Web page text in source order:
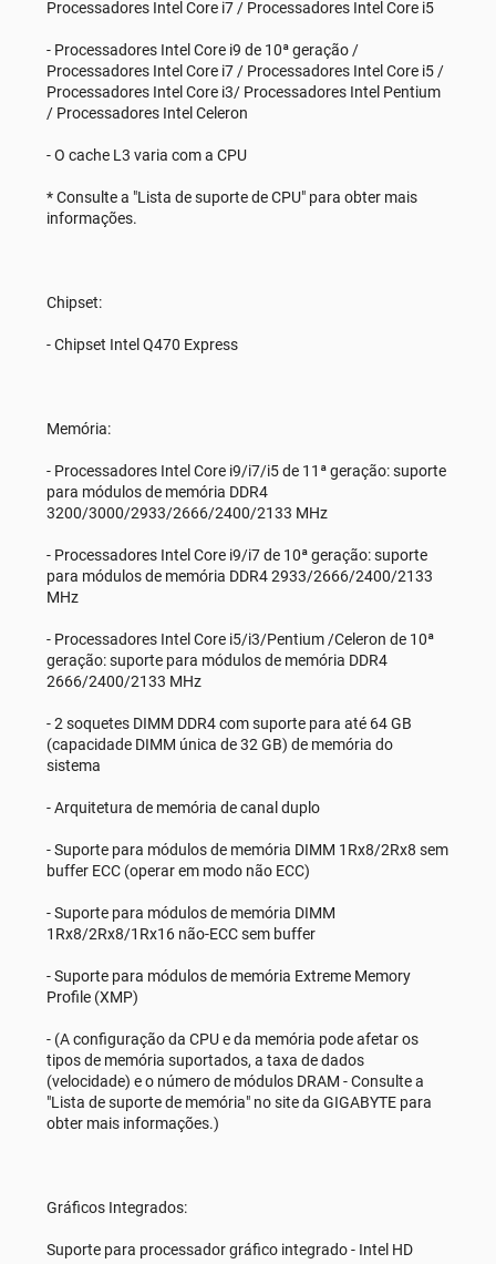
Processadores Intel Core i7 / Processadores Intel Core i5
- Processadores Intel Core i9 de 10ª geração /
Processadores Intel Core i7 / Processadores Intel Core i5 /
Processadores Intel Core i3/ Processadores Intel Pentium
/ Processadores Intel Celeron
- O cache L3 varia com a CPU
* Consulte a "Lista de suporte de CPU" para obter mais
informações.
Chipset:
- Chipset Intel Q470 Express
Memória:
- Processadores Intel Core i9/i7/i5 de 11ª geração: suporte
para módulos de memória DDR4
3200/3000/2933/2666/2400/2133 MHz
- Processadores Intel Core i9/i7 de 10ª geração: suporte
para módulos de memória DDR4 2933/2666/2400/2133
MHz
- Processadores Intel Core i5/i3/Pentium /Celeron de 10ª
geração: suporte para módulos de memória DDR4
2666/2400/2133 MHz
- 2 soquetes DIMM DDR4 com suporte para até 64 GB
(capacidade DIMM única de 32 GB) de memória do
sistema
- Arquitetura de memória de canal duplo
- Suporte para módulos de memória DIMM 1Rx8/2Rx8 sem
buffer ECC (operar em modo não ECC)
- Suporte para módulos de memória DIMM
1Rx8/2Rx8/1Rx16 não-ECC sem buffer
- Suporte para módulos de memória Extreme Memory
Profile (XMP)
- (A configuração da CPU e da memória pode afetar os
tipos de memória suportados, a taxa de dados
(velocidade) e o número de módulos DRAM - Consulte a
"Lista de suporte de memória" no site da GIGABYTE para
obter mais informações.)
Gráficos Integrados:
Suporte para processador gráfico integrado - Intel HD